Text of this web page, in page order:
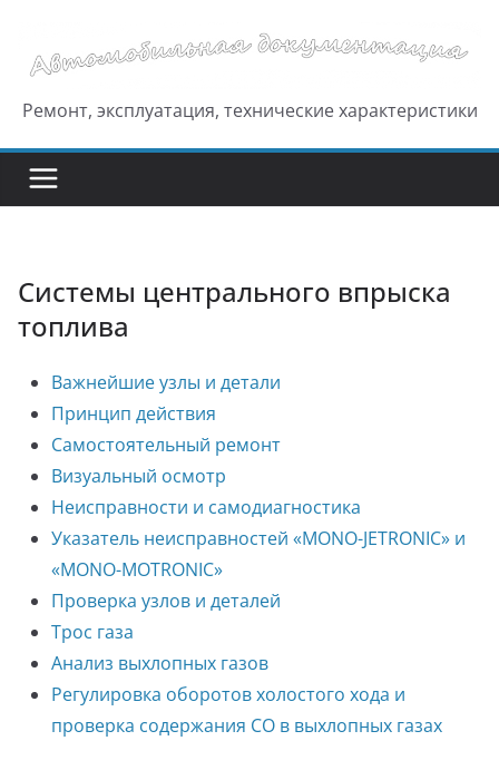
содержимому
Ремонт, эксплуатация, технические характеристики
Системы центрального впрыска
топлива
Важнейшие узлы и детали
Принцип действия
Самостоятельный ремонт
Визуальный осмотр
Неисправности и самодиагностика
Указатель неисправностей «MONO-JETRONIC» и
«MONO-MOTRONIC»
Проверка узлов и деталей
Трос газа
Анализ выхлопных газов
Регулировка оборотов холостого хода и
проверка содержания CO в выхлопных газах